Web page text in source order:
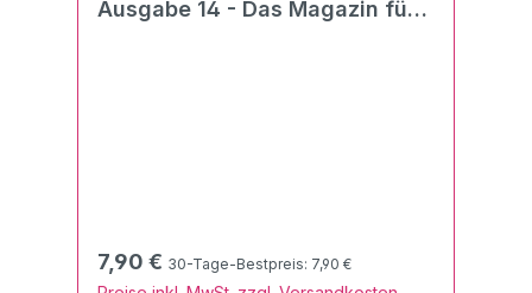
Ausgabe 14 - Das Magazin für
Regulärer Preis:
7,90 € 30-Tage-Bestpreis: 7,90 €